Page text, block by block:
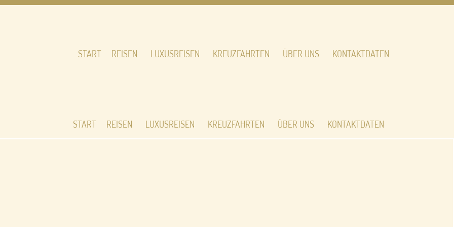
START REISEN LUXUSREISEN KREUZFAHRTEN ÜBER UNS KONTAKTDATEN
START REISEN LUXUSREISEN KREUZFAHRTEN ÜBER UNS KONTAKTDATEN